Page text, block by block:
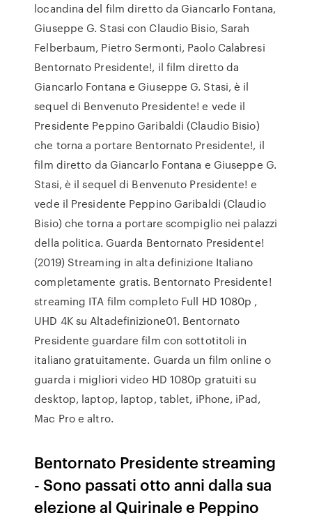
locandina del film diretto da Giancarlo Fontana,
Giuseppe G. Stasi con Claudio Bisio, Sarah
Felberbaum, Pietro Sermonti, Paolo Calabresi
Bentornato Presidente!, il film diretto da
Giancarlo Fontana e Giuseppe G. Stasi, è il
sequel di Benvenuto Presidente! e vede il
Presidente Peppino Garibaldi (Claudio Bisio)
che torna a portare Bentornato Presidente!, il
film diretto da Giancarlo Fontana e Giuseppe G.
Stasi, è il sequel di Benvenuto Presidente! e
vede il Presidente Peppino Garibaldi (Claudio
Bisio) che torna a portare scompiglio nei palazzi
della politica. Guarda Bentornato Presidente!
(2019) Streaming in alta definizione Italiano
completamente gratis. Bentornato Presidente!
streaming ITA film completo Full HD 1080p ,
UHD 4K su Altadefinizione01. Bentornato
Presidente guardare film con sottotitoli in
italiano gratuitamente. Guarda un film online o
guarda i migliori video HD 1080p gratuiti su
desktop, laptop, laptop, tablet, iPhone, iPad,
Mac Pro e altro.
Bentornato Presidente streaming
- Sono passati otto anni dalla sua
elezione al Quirinale e Peppino